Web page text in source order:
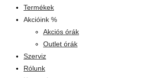
Termékek
Akcióink %
Akciós órák
Outlet órák
Szerviz
Rólunk